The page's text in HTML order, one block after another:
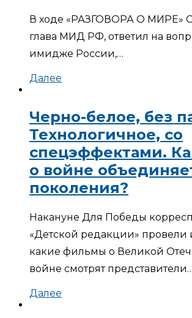
В ходе «РАЗГОВОРА О МИРЕ»
глава МИД РФ, ответил на
имидже России,…
Далее
Черно-белое, без
Технологичное, со
спецэффектами.
о войне
поколения?
Накануне Для Победы
«Детской редакции» провели
какие фильмы о Великой
войне смотрят
Далее